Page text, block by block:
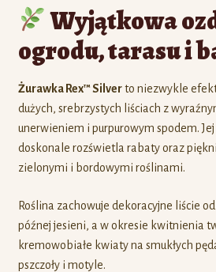
Wyjątkowa
ogrodu, tarasu i
Żurawka Rex™ Silverto niezwykle
dużych, srebrzystych liściach z
unerwieniem i purpurowym spodem.
doskonale rozświetla rabaty oraz
zielonymi i bordowymi roślinami.
Roślina zachowuje dekoracyjne liście
późnej jesieni, a w okresie kwitnienia
kremowobiałe kwiaty na smukłych
pszczoły i motyle.